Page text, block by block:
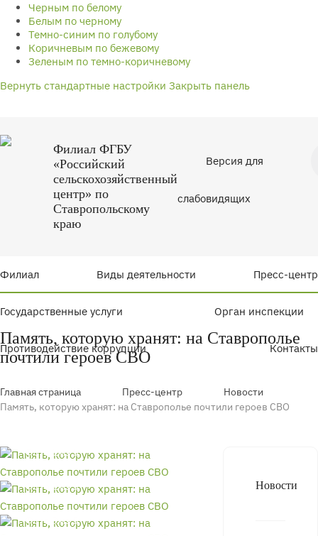
Черным по белому
Белым по черному
Темно-синим по голубому
Коричневым по бежевому
Зеленым по темно-коричневому
Вернуть стандартные настройки Закрыть панель
Филиал ФГБУ
«Российский
сельскохозяйственный
центр» по
Ставропольскому
краю
Версия для
слабовидящих
Филиал Виды деятельности Пресс-центр
Государственные услуги Орган инспекции
Противодействие коррупции Контакты
Память, которую хранят: на Ставрополье
почтили героев СВО
Главная страница Пресс-центр
Новости
Память, которую хранят: на Ставрополье почтили героев СВО
Фото 1 из 5
Фото 2 из 5
Фото 3 из 5
Новости